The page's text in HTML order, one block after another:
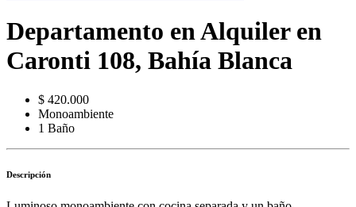
Departamento en Alquiler en
Caronti 108, Bahía Blanca
$ 420.000
Monoambiente
1 Baño
Descripción